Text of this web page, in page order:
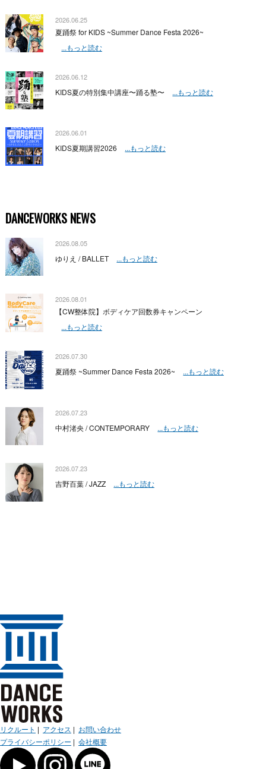
2026.06.25
夏踊祭 for KIDS ~Summer Dance Festa 2026~
...もっと読む
2026.06.12
KIDS夏の特別集中講座〜踊る塾〜 ...もっと読む
2026.06.01
KIDS夏期講習2026 ...もっと読む
DANCEWORKS NEWS
2026.08.05
ゆりえ / BALLET ...もっと読む
2026.08.01
【CW整体院】ボディケア回数券キャンペーン
...もっと読む
2026.07.30
夏踊祭 ~Summer Dance Festa 2026~ ...もっと読む
2026.07.23
中村渚央 / CONTEMPORARY ...もっと読む
2026.07.23
吉野百葉 / JAZZ ...もっと読む
リクルート | アクセス | お問い合わせ
プライバシーポリシー | 会社概要